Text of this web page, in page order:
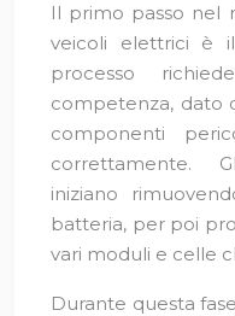
Il primo passo nel
veicoli elettrici è
processo
competenza, dato
componenti
correttamente.
iniziano
batteria, per poi
vari moduli e celle
Durante questa